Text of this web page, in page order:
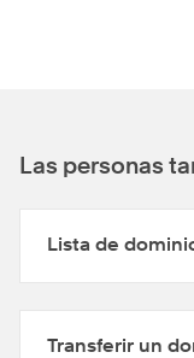
Las personas
Lista de
Transferir un